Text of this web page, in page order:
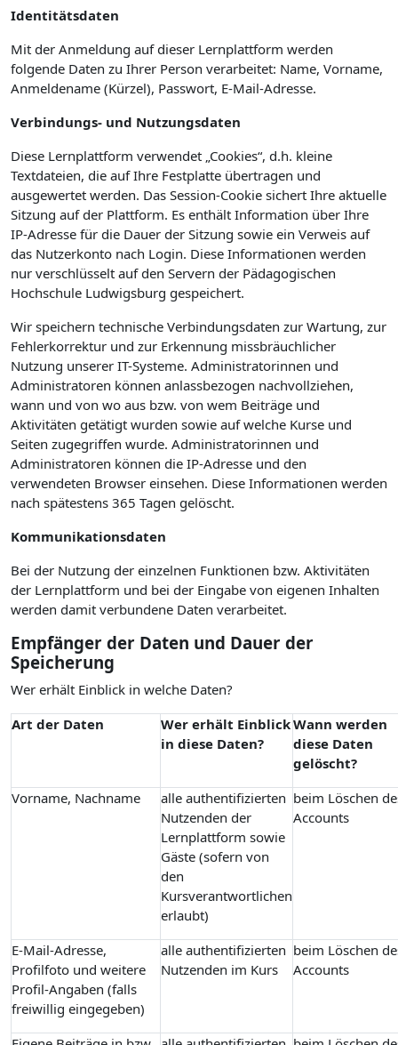
Identitätsdaten
Mit der Anmeldung auf dieser Lernplattform werden
folgende Daten zu Ihrer Person verarbeitet: Name, Vorname,
Anmeldename (Kürzel), Passwort, E-Mail-Adresse.
Verbindungs- und Nutzungsdaten
Diese Lernplattform verwendet „Cookies“, d.h. kleine
Textdateien, die auf Ihre Festplatte übertragen und
ausgewertet werden. Das Session-Cookie sichert Ihre aktuelle
Sitzung auf der Plattform. Es enthält Information über Ihre
IP-Adresse für die Dauer der Sitzung sowie ein Verweis auf
das Nutzerkonto nach Login. Diese Informationen werden
nur verschlüsselt auf den Servern der Pädagogischen
Hochschule Ludwigsburg gespeichert.
Wir speichern technische Verbindungsdaten zur Wartung, zur
Fehlerkorrektur und zur Erkennung missbräuchlicher
Nutzung unserer IT-Systeme. Administratorinnen und
Administratoren können anlassbezogen nachvollziehen,
wann und von wo aus bzw. von wem Beiträge und
Aktivitäten getätigt wurden sowie auf welche Kurse und
Seiten zugegriffen wurde. Administratorinnen und
Administratoren können die IP-Adresse und den
verwendeten Browser einsehen. Diese Informationen werden
nach spätestens 365 Tagen gelöscht.
Kommunikationsdaten
Bei der Nutzung der einzelnen Funktionen bzw. Aktivitäten
der Lernplattform und bei der Eingabe von eigenen Inhalten
werden damit verbundene Daten verarbeitet.
Empfänger der Daten und Dauer der
Speicherung
Wer erhält Einblick in welche Daten?
Art der Daten
Wer erhält Einblick
in diese Daten?
Wann werden
diese Daten
gelöscht?
Vorname, Nachname
alle authentifizierten
Nutzenden der
Lernplattform sowie
Gäste (sofern von
den
Kursverantwortlichen
erlaubt)
beim Löschen
Accounts
E-Mail-Adresse,
Profilfoto und weitere
Profil-Angaben (falls
freiwillig eingegeben)
alle authentifizierten
Nutzenden im Kurs
beim Löschen
Accounts